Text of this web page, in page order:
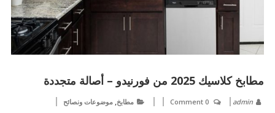
مطابخ كلاسيك 2025 من فورنيدو – أصالة متجددة
admin
0 Comment مطابخ, موضوعات ونصائح